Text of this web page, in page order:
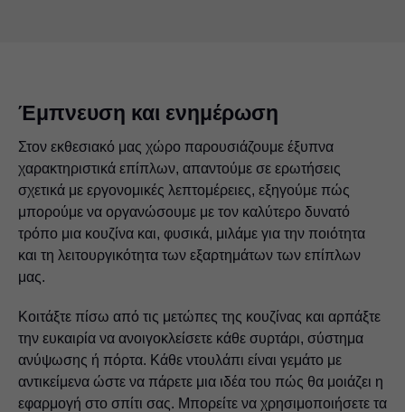
Έμπνευση και ενημέρωση
Στον εκθεσιακό μας χώρο παρουσιάζουμε έξυπνα
χαρακτηριστικά επίπλων, απαντούμε σε ερωτήσεις
σχετικά με εργονομικές λεπτομέρειες, εξηγούμε πώς
μπορούμε να οργανώσουμε με τον καλύτερο δυνατό
τρόπο μια κουζίνα και, φυσικά, μιλάμε για την ποιότητα
και τη λειτουργικότητα των εξαρτημάτων των επίπλων
μας.
Κοιτάξτε πίσω από τις μετώπες της κουζίνας και αρπάξτε
την ευκαιρία να ανοιγοκλείσετε κάθε συρτάρι, σύστημα
ανύψωσης ή πόρτα. Κάθε ντουλάπι είναι γεμάτο με
αντικείμενα ώστε να πάρετε μια ιδέα του πώς θα μοιάζει η
εφαρμογή στο σπίτι σας. Μπορείτε να χρησιμοποιήσετε τα